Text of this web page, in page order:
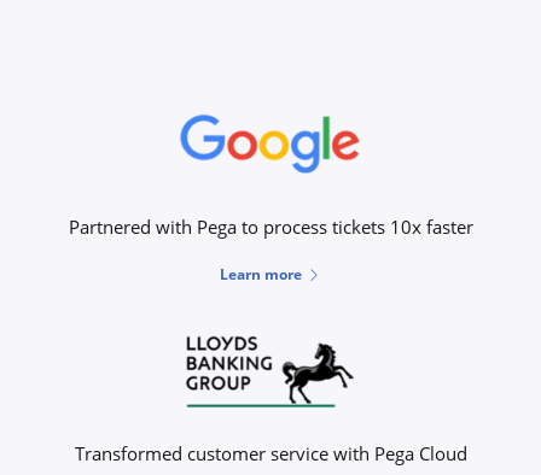
Partnered with Pega to process tickets 10x faster
Learn more
Transformed customer service with Pega Cloud